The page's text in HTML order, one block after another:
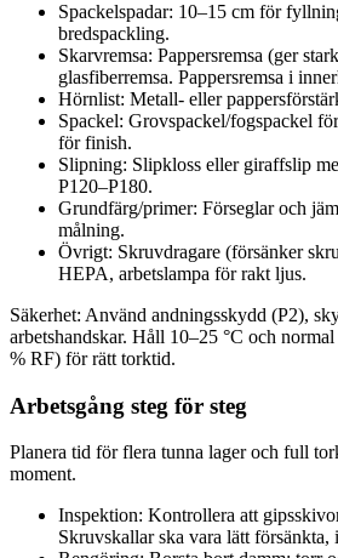
Spackelspadar: 10–15 cm för
bredspackling.
Skarvremsa: Pappersremsa (ger
glasfiberremsa. Pappersremsa i
Hörnlist: Metall- eller
Spackel: Grovspackel/fogspackel
för finish.
Slipning: Slipkloss eller giraffslip
P120–P180.
Grundfärg/primer: Förseglar och
målning.
Övrigt: Skruvdragare (försänker
HEPA, arbetslampa för rakt ljus.
Säkerhet: Använd andningsskydd (P2),
arbetshandskar. Håll 10–25 °C och
% RF) för rätt torktid.
Arbetsgång steg för steg
Planera tid för flera tunna lager och full
moment.
Inspektion: Kontrollera att
Skruvskallar ska vara lätt försänkta,